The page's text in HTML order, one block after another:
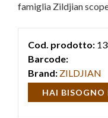
famiglia Zildjian
Cod. prodotto:
Barcode:
Brand: ZILDJIAN
HAI BISOGNO